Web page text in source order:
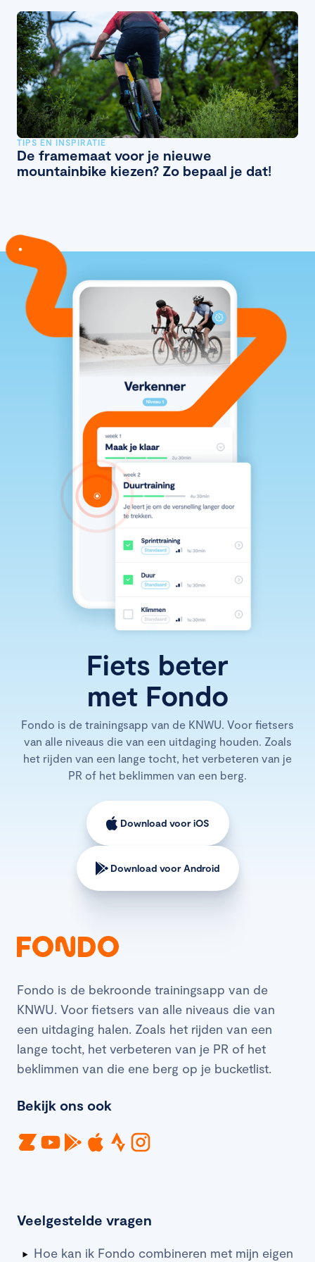
TIPS EN INSPIRATIE
De framemaat voor je nieuwe
mountainbike kiezen? Zo bepaal je dat!
Fiets beter
met Fondo
Fondo is de trainingsapp van de KNWU. Voor fietsers
van alle niveaus die van een uitdaging houden. Zoals
het rijden van een lange tocht, het verbeteren van je
PR of het beklimmen van een berg.
Download voor iOS
Download voor Android
Fondo is de bekroonde trainingsapp van de
KNWU. Voor fietsers van alle niveaus die van
een uitdaging halen. Zoals het rijden van een
lange tocht, het verbeteren van je PR of het
beklimmen van die ene berg op je bucketlist.
Bekijk ons ook
Veelgestelde vragen
Hoe kan ik Fondo combineren met mijn eigen